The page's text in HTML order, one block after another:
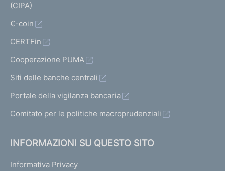
(CIPA)
€-coin
CERTFin
Cooperazione PUMA
Siti delle banche centrali
Portale della vigilanza bancaria
Comitato per le politiche macroprudenziali
INFORMAZIONI SU QUESTO SITO
Informativa Privacy